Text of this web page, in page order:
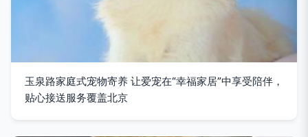
玉泉路家庭式宠物寄养 让爱宠在“幸福家居”中享受陪伴，
贴心接送服务覆盖北京